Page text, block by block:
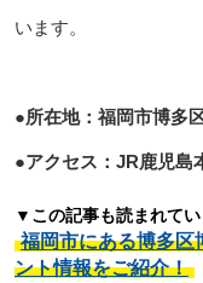
います。
●所在地：福岡市博多
●アクセス：JR鹿児島
▼この記事も読まれて
福岡市にある博多区
ント情報をご紹介！